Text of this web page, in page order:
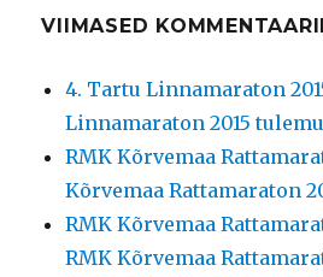
VIIMASED
4. Tartu Linnamaraton
Linnamaraton 2015
RMK Kõrvemaa
Kõrvemaa Rattamaraton
RMK Kõrvemaa
RMK Kõrvemaa